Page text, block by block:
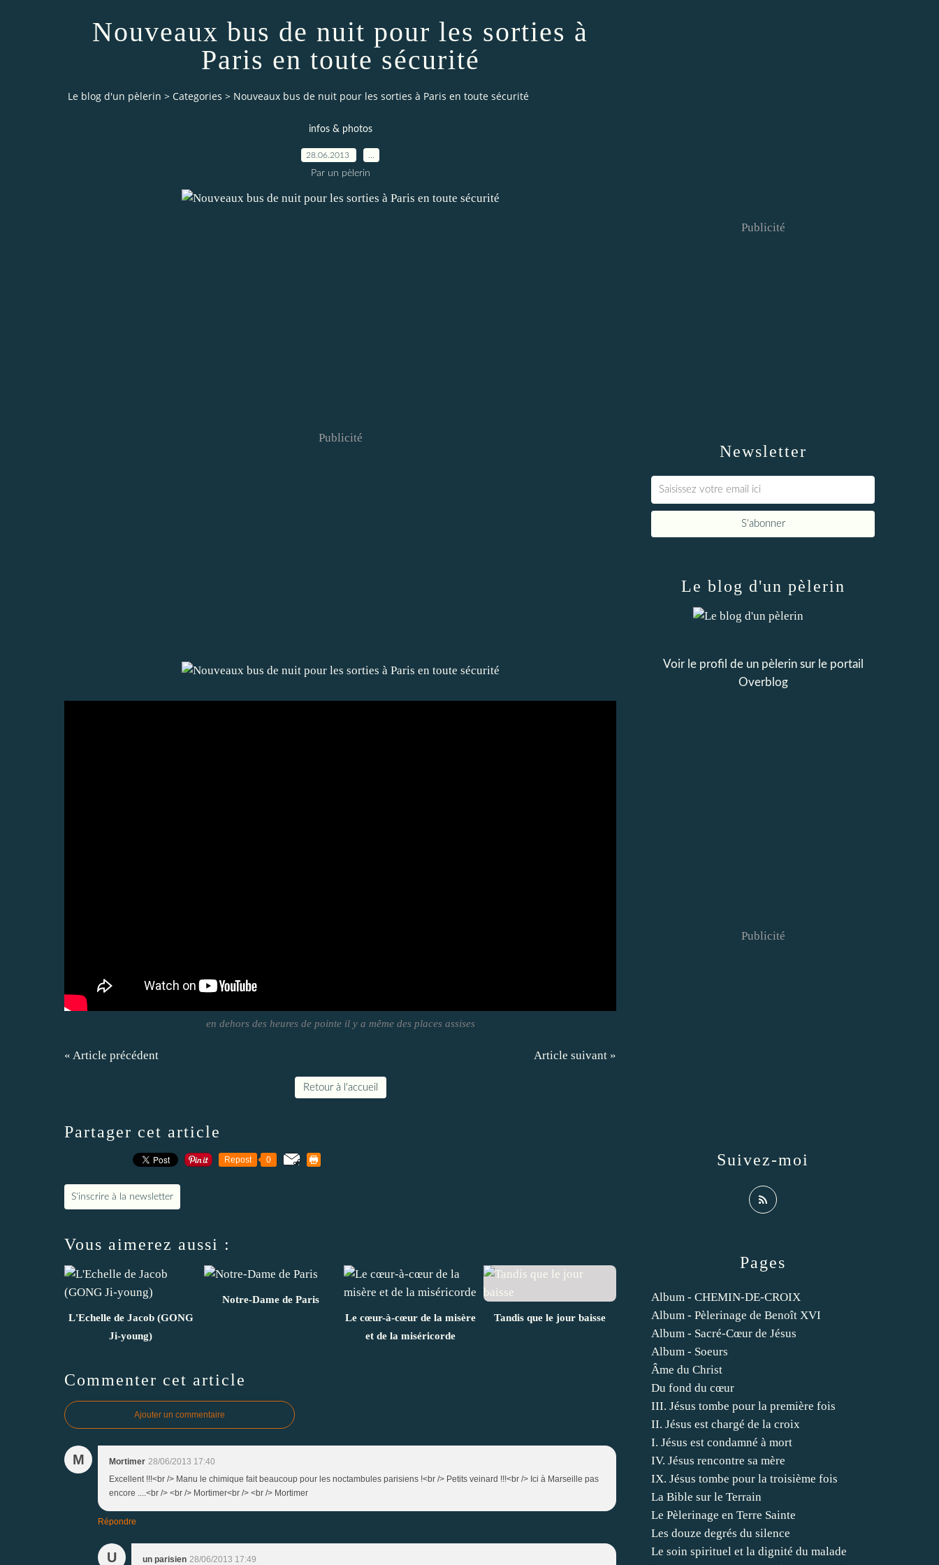
Nouveaux bus de nuit pour les sorties à
Paris en toute sécurité
Le blog d'un pèlerin > Categories > Nouveaux bus de nuit pour les sorties à Paris en toute sécurité
infos & photos
28.06.2013
Par un pèlerin
Publicité
en dehors des heures de pointe il y a même des places assises
« Article précédent Article suivant »
Retour à l'accueil
Partager cet article
Repost 0
S'inscrire à la newsletter
Vous aimerez aussi :
L'Echelle de Jacob (GONG
Ji-young)
Notre-Dame de Paris
Le cœur-à-cœur de la misère
et de la miséricorde
Tandis que le jour baisse
Commenter cet article
Ajouter un commentaire
M Mortimer 28/06/2013 17:40
Excellent !!!<br /> Manu le chimique fait beaucoup pour les noctambules parisiens !<br /> Petits veinard !!!<br /> Ici à Marseille pas
encore ....<br /> <br /> Mortimer<br /> <br /> Mortimer
Répondre
U un parisien 28/06/2013 17:49
Newsletter
Publicité
Pages
Album - CHEMIN-DE-CROIX
Album - Pèlerinage de Benoît XVI
Album - Sacré-Cœur de Jésus
Album - Soeurs
Âme du Christ
Du fond du cœur
III. Jésus tombe pour la première fois
II. Jésus est chargé de la croix
I. Jésus est condamné à mort
IV. Jésus rencontre sa mère
IX. Jésus tombe pour la troisième fois
La Bible sur le Terrain
Le Pèlerinage en Terre Sainte
Les douze degrés du silence
Le soin spirituel et la dignité du malade
Le blog d'un pèlerin
Voir le profil de un pèlerinsur le portail
Overblog
Suivez-moi
Publicité